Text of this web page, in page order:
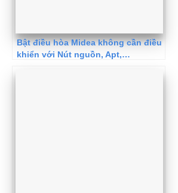
Bật điều hòa Midea không cần điều
khiển với Nút nguồn, Apt,…